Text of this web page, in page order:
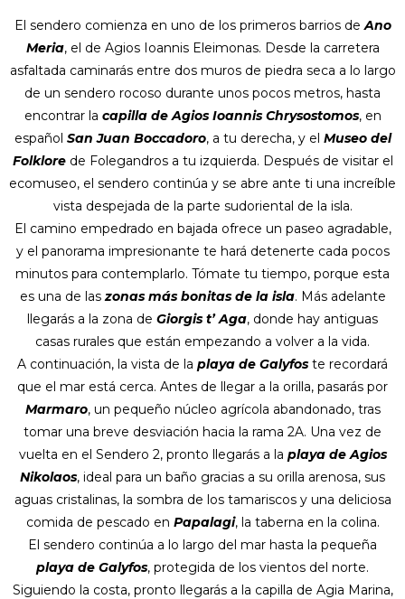
El sendero comienza en uno de los primeros barrios deAno
Meria, el de Agios Ioannis Eleimonas. Desde la carretera
asfaltada caminarás entre dos muros de piedra seca a lo largo
de un sendero rocoso durante unos pocos metros, hasta
encontrar la capilla de Agios Ioannis Chrysostomos, en
español San Juan Boccadoro, a tu derecha, y el Museo del
Folklorede Folegandros a tu izquierda. Después de visitar el
ecomuseo, el sendero continúa y se abre ante ti una increíble
vista despejada de la parte sudoriental de la isla.
El camino empedrado en bajada ofrece un paseo agradable,
y el panorama impresionante te hará detenerte cada pocos
minutos para contemplarlo. Tómate tu tiempo, porque esta
es una de laszonas más bonitas de la isla. Más adelante
llegarás a la zona de Giorgis t’ Aga, donde hay antiguas
casas rurales que están empezando a volver a la vida.
A continuación, la vista de la playa de Galyfos te recordará
que el mar está cerca. Antes de llegar a la orilla, pasarás por
Marmaro, un pequeño núcleo agrícola abandonado, tras
tomar una breve desviación hacia la rama 2A. Una vez de
vuelta en el Sendero 2, pronto llegarás a la playa de Agios
Nikolaos, ideal para un baño gracias a su orilla arenosa, sus
aguas cristalinas, la sombra de los tamariscos y una deliciosa
comida de pescado en Papalagi, la taberna en la colina.
El sendero continúa a lo largo del mar hasta la pequeña
playa de Galyfos, protegida de los vientos del norte.
Siguiendo la costa, pronto llegarás a la capilla de Agia Marina,